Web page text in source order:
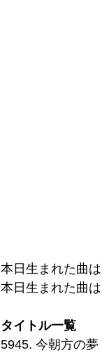
本日生まれた曲は
本日生まれた曲は
タイトル一覧
5945. 今朝方の夢